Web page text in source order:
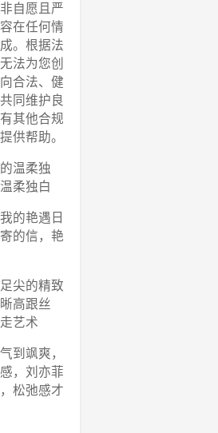
自愿且严
在任何情
。根据法
法为您创
合法、健
同维护良
其他合规
供帮助。
温柔独
柔独白
的艳遇日
的信，艳
尖的精致
高跟丝
艺术
到飒爽，
，刘亦菲
松弛感才